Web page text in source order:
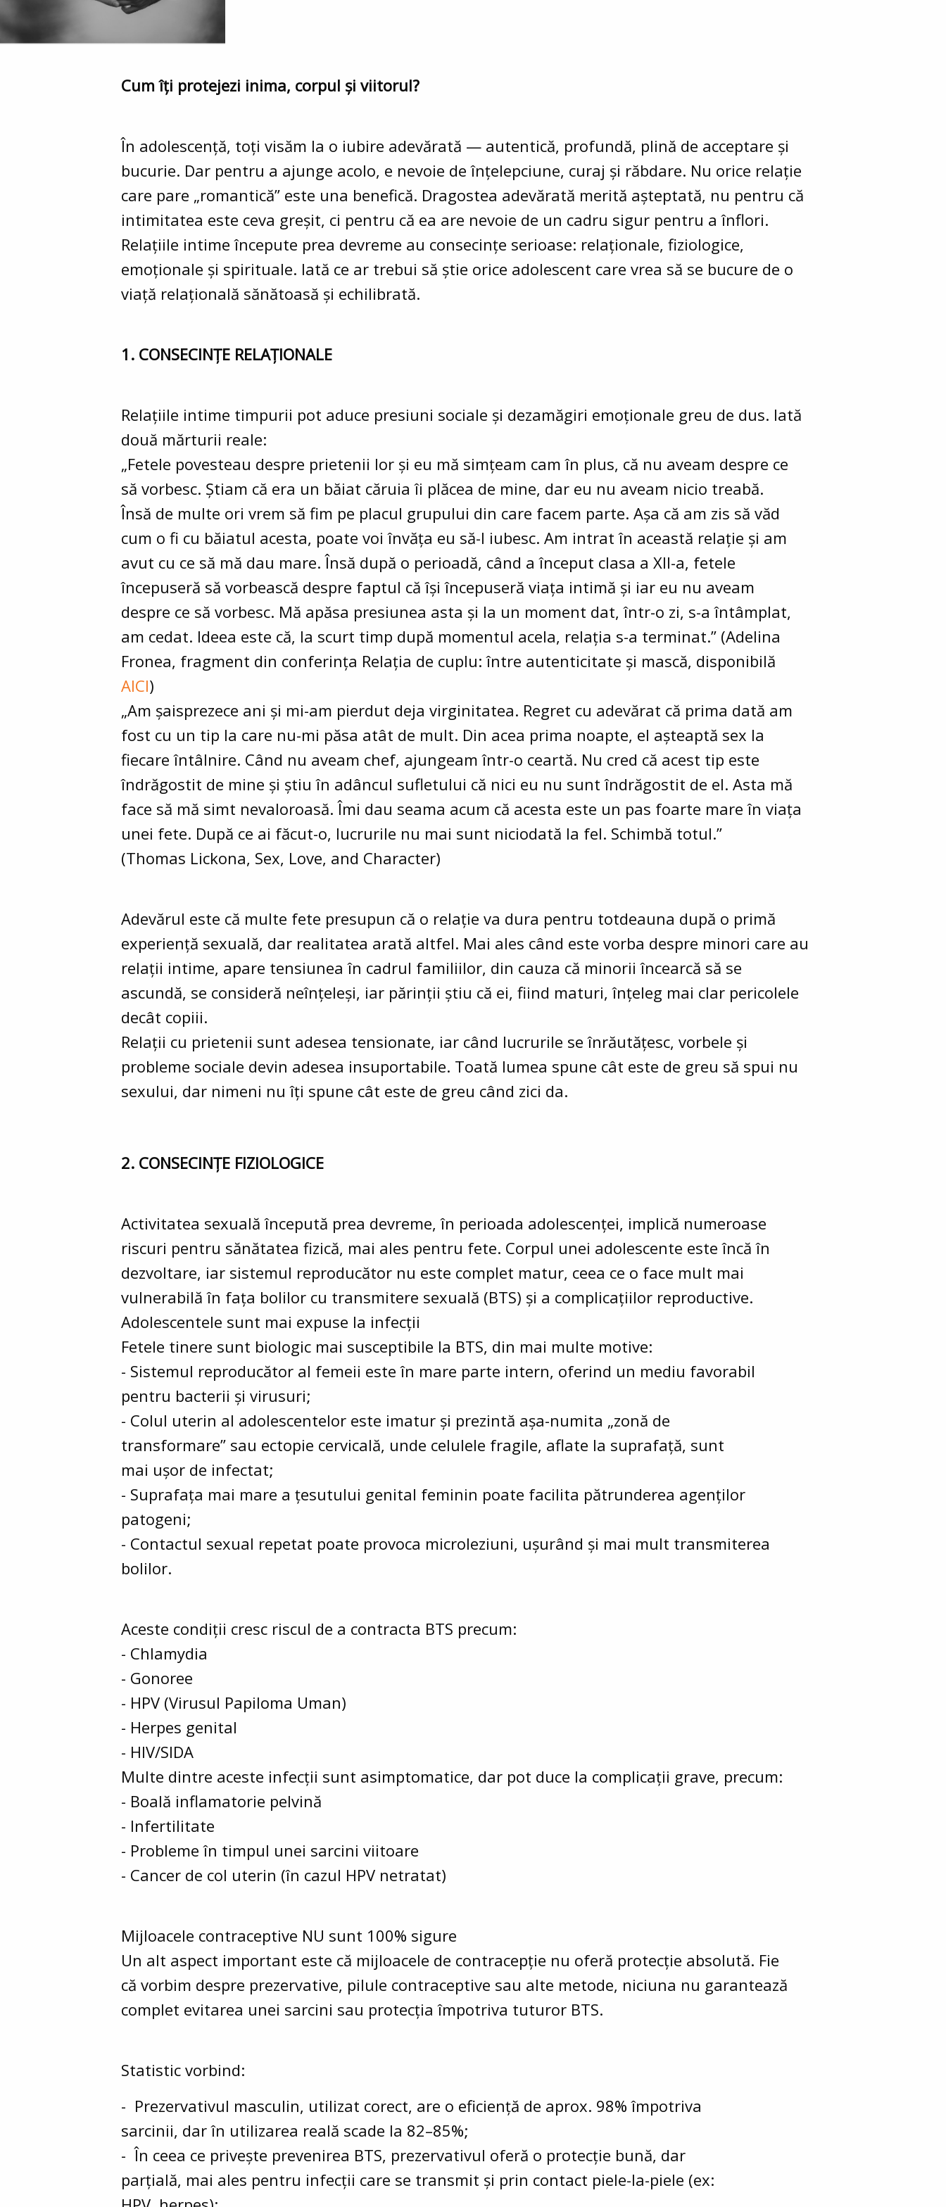
Cum îți protejezi inima, corpul și viitorul?
În adolescență, toți visăm la o iubire adevărată — autentică, profundă, plină de acceptare și
bucurie. Dar pentru a ajunge acolo, e nevoie de înțelepciune, curaj și răbdare. Nu orice relație
care pare „romantică” este una benefică. Dragostea adevărată merită așteptată, nu pentru că
intimitatea este ceva greșit, ci pentru că ea are nevoie de un cadru sigur pentru a înflori.
Relațiile intime începute prea devreme au consecințe serioase: relaționale, fiziologice,
emoționale și spirituale. Iată ce ar trebui să știe orice adolescent care vrea să se bucure de o
viață relațională sănătoasă și echilibrată.
1. CONSECINȚE RELAȚIONALE
Relațiile intime timpurii pot aduce presiuni sociale și dezamăgiri emoționale greu de dus. Iată
două mărturii reale:
„Fetele povesteau despre prietenii lor și eu mă simțeam cam în plus, că nu aveam despre ce
să vorbesc. Știam că era un băiat căruia îi plăcea de mine, dar eu nu aveam nicio treabă.
Însă de multe ori vrem să fim pe placul grupului din care facem parte. Așa că am zis să văd
cum o fi cu băiatul acesta, poate voi învăța eu să-l iubesc. Am intrat în această relație și am
avut cu ce să mă dau mare. Însă după o perioadă, când a început clasa a XII-a, fetele
începuseră să vorbească despre faptul că își începuseră viața intimă și iar eu nu aveam
despre ce să vorbesc. Mă apăsa presiunea asta și la un moment dat, într-o zi, s-a întâmplat,
am cedat. Ideea este că, la scurt timp după momentul acela, relația s-a terminat.” (Adelina
Fronea, fragment din conferința Relația de cuplu: între autenticitate și mască, disponibilă
AICI)
„Am șaisprezece ani și mi-am pierdut deja virginitatea. Regret cu adevărat că prima dată am
fost cu un tip la care nu-mi păsa atât de mult. Din acea prima noapte, el așteaptă sex la
fiecare întâlnire. Când nu aveam chef, ajungeam într-o ceartă. Nu cred că acest tip este
îndrăgostit de mine și știu în adâncul sufletului că nici eu nu sunt îndrăgostit de el. Asta mă
face să mă simt nevaloroasă. Îmi dau seama acum că acesta este un pas foarte mare în viața
unei fete. După ce ai făcut-o, lucrurile nu mai sunt niciodată la fel. Schimbă totul.”
(Thomas Lickona, Sex, Love, and Character)
Adevărul este că multe fete presupun că o relație va dura pentru totdeauna după o primă
experiență sexuală, dar realitatea arată altfel. Mai ales când este vorba despre minori care au
relații intime, apare tensiunea în cadrul familiilor, din cauza că minorii încearcă să se
ascundă, se consideră neînțeleși, iar părinții știu că ei, fiind maturi, înțeleg mai clar pericolele
decât copiii.
Relații cu prietenii sunt adesea tensionate, iar când lucrurile se înrăutățesc, vorbele și
probleme sociale devin adesea insuportabile. Toată lumea spune cât este de greu să spui nu
sexului, dar nimeni nu îți spune cât este de greu când zici da.
2. CONSECINȚE FIZIOLOGICE
Activitatea sexuală începută prea devreme, în perioada adolescenței, implică numeroase
riscuri pentru sănătatea fizică, mai ales pentru fete. Corpul unei adolescente este încă în
dezvoltare, iar sistemul reproducător nu este complet matur, ceea ce o face mult mai
vulnerabilă în fața bolilor cu transmitere sexuală (BTS) și a complicațiilor reproductive.
Adolescentele sunt mai expuse la infecții
Fetele tinere sunt biologic mai susceptibile la BTS, din mai multe motive:
- Sistemul reproducător al femeii este în mare parte intern, oferind un mediu favorabil
pentru bacterii și virusuri;
- Colul uterin al adolescentelor este imatur și prezintă așa-numita „zonă de
transformare” sau ectopie cervicală, unde celulele fragile, aflate la suprafață, sunt
mai ușor de infectat;
- Suprafața mai mare a țesutului genital feminin poate facilita pătrunderea agenților
patogeni;
- Contactul sexual repetat poate provoca microleziuni, ușurând și mai mult transmiterea
bolilor.
Aceste condiții cresc riscul de a contracta BTS precum:
- Chlamydia
- Gonoree
- HPV (Virusul Papiloma Uman)
- Herpes genital
- HIV/SIDA
Multe dintre aceste infecții sunt asimptomatice, dar pot duce la complicații grave, precum:
- Boală inflamatorie pelvină
- Infertilitate
- Probleme în timpul unei sarcini viitoare
- Cancer de col uterin (în cazul HPV netratat)
Mijloacele contraceptive NU sunt 100% sigure
Un alt aspect important este că mijloacele de contracepție nu oferă protecție absolută. Fie
că vorbim despre prezervative, pilule contraceptive sau alte metode, niciuna nu garantează
complet evitarea unei sarcini sau protecția împotriva tuturor BTS.
Statistic vorbind:
- Prezervativul masculin, utilizat corect, are o eficiență de aprox. 98% împotriva
sarcinii, dar în utilizarea reală scade la 82–85%;
- În ceea ce privește prevenirea BTS, prezervativul oferă o protecție bună, dar
parțială, mai ales pentru infecții care se transmit și prin contact piele-la-piele (ex: